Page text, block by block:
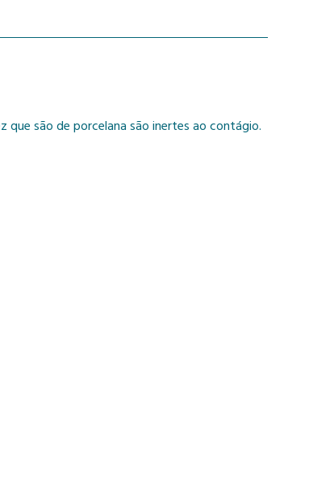
são de porcelana são inertes ao contágio.